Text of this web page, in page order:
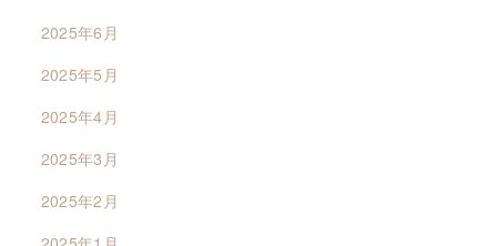
2025年6月
2025年5月
2025年4月
2025年3月
2025年2月